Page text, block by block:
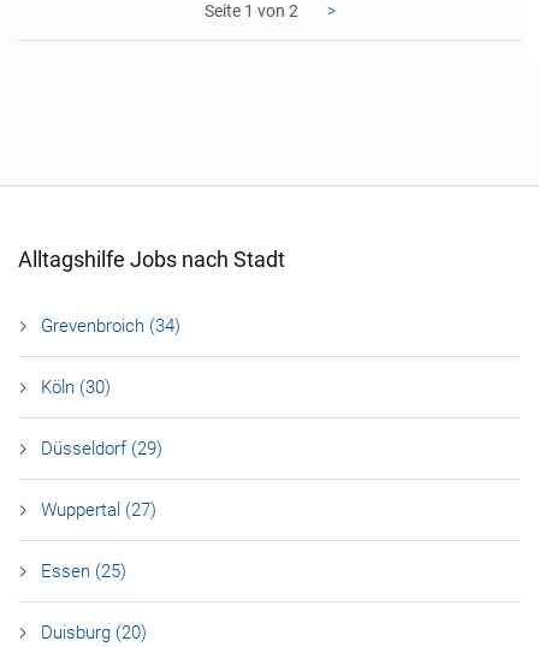
1 >
Alltagshilfe Jobs nach Stadt
Grevenbroich (34)
Köln (30)
Düsseldorf (29)
Wuppertal (27)
Essen (25)
Duisburg (20)